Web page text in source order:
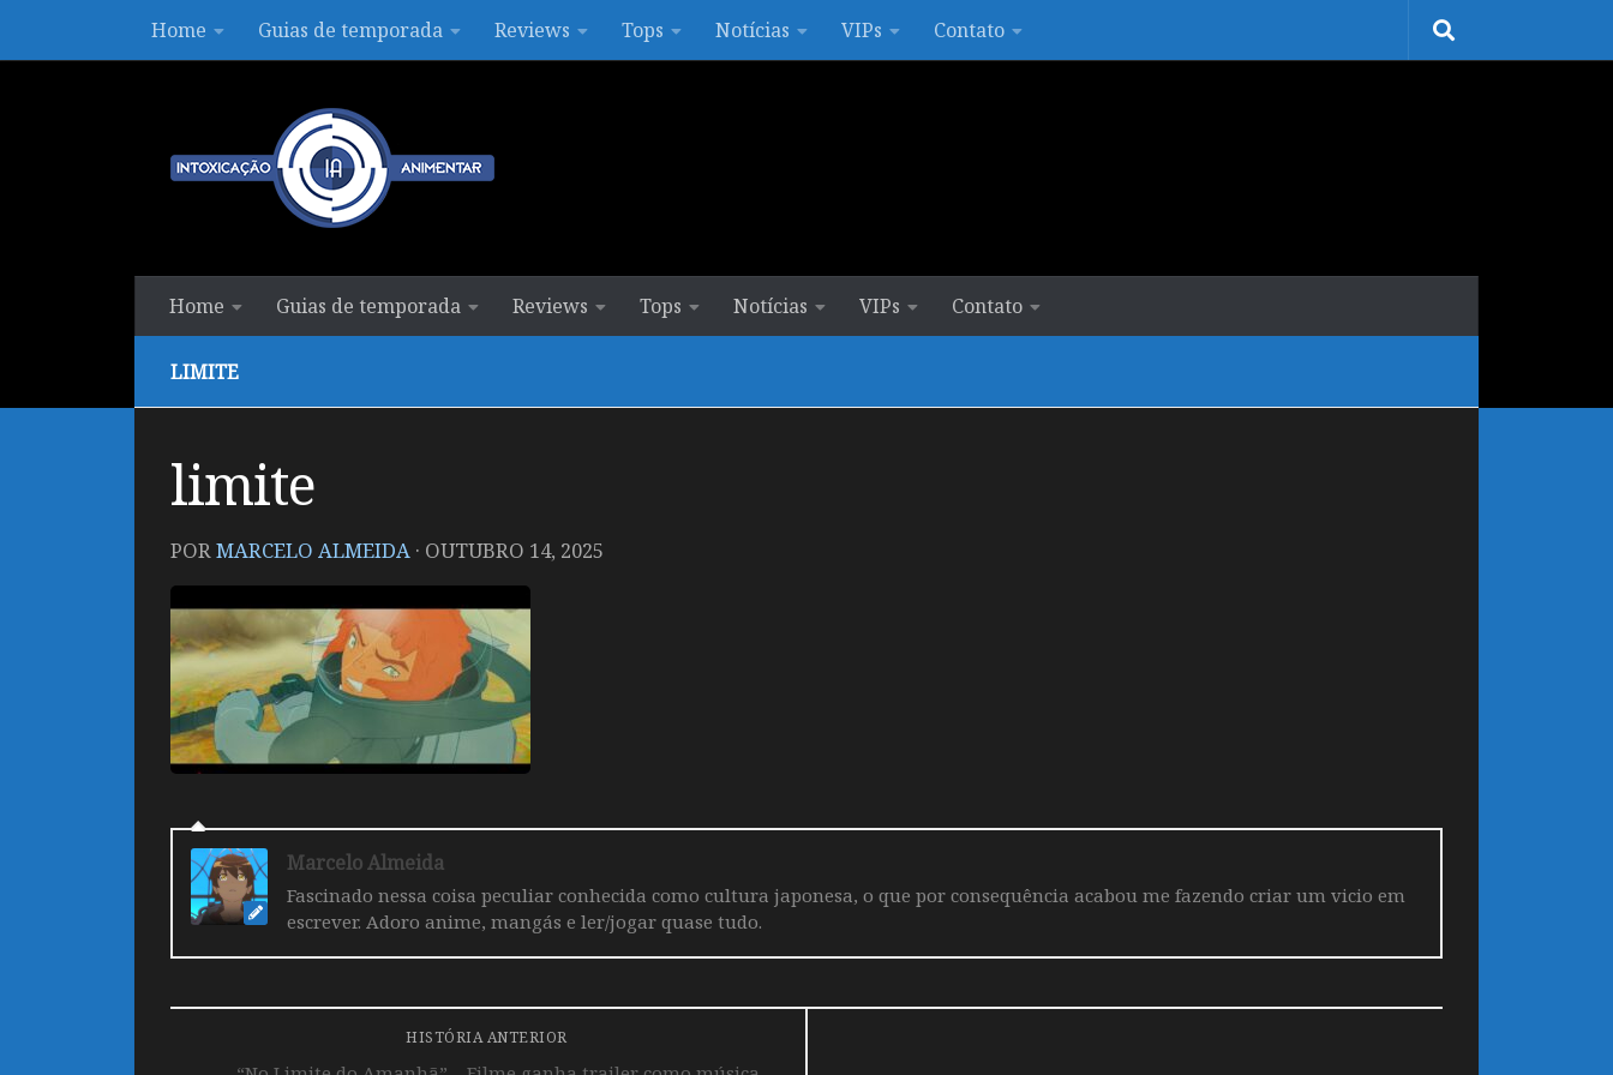
Skip to contentHome Guias de temporada Reviews Tops Notícias VIPs Contato
Home Guias de temporada Reviews Tops Notícias VIPs Contato
LIMITE
limite
PORMARCELO ALMEIDA · OUTUBRO 14, 2025
Marcelo Almeida
Fascinado nessa coisa peculiar conhecida como cultura japonesa, o que por consequência acabou me fazendo criar um vicio em
escrever. Adoro anime, mangás e ler/jogar quase tudo.
HISTÓRIA ANTERIOR